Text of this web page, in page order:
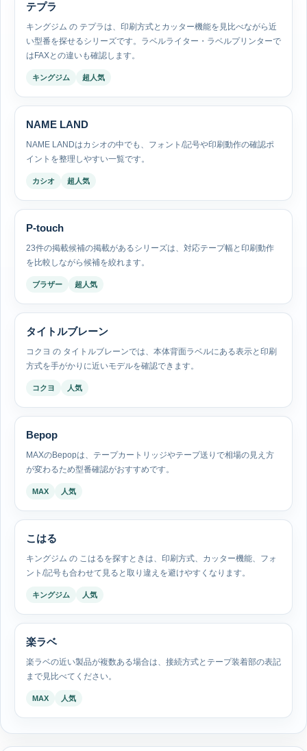
テプラ
キングジム の テプラは、印刷方式とカッター機能を見比べながら近
い型番を探せるシリーズです。ラベルライター・ラベルプリンターで
はFAXとの違いも確認します。
キングジム 超人気
NAME LAND
NAME LANDはカシオの中でも、フォント/記号や印刷動作の確認ポ
イントを整理しやすい一覧です。
カシオ 超人気
P-touch
23件の掲載候補の掲載があるシリーズは、対応テープ幅と印刷動作
を比較しながら候補を絞れます。
ブラザー 超人気
タイトルブレーン
コクヨ の タイトルブレーンでは、本体背面ラベルにある表示と印刷
方式を手がかりに近いモデルを確認できます。
コクヨ 人気
Bepop
MAXのBepopは、テープカートリッジやテープ送りで相場の見え方
が変わるため型番確認がおすすめです。
MAX 人気
こはる
キングジム の こはるを探すときは、印刷方式、カッター機能、フォ
ント/記号も合わせて見ると取り違えを避けやすくなります。
キングジム 人気
楽ラベ
楽ラベの近い製品が複数ある場合は、接続方式とテープ装着部の表記
まで見比べてください。
MAX 人気